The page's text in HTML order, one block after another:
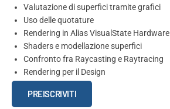
Valutazione di superfici tramite grafici
Uso delle quotature
Rendering in Alias VisualState Hardware
Shaders e modellazione superfici
Confronto fra Raycasting e Raytracing
Rendering per il Design
ALIAS
PREISCRIVITI